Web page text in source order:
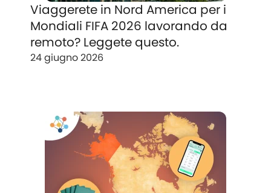
Viaggerete in Nord America per i
Mondiali FIFA 2026 lavorando da
remoto? Leggete questo.
24 giugno 2026